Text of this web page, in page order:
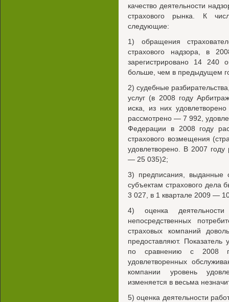
качество деятельности
страхового рынка. К
следующие:
1) обращения
страхового надзора, в
зарегистрировано 14 240
больше, чем в предыдущем
2) судебные
услуг (в 2008 году
иска, из них
рассмотрено — 7 992,
Федерации в 2008 году
страхового возмещения
удовлетворено. В 2007
— 25 035)2;
3) предписания, выданные
субъектам страхового
3 027, в 1 квартале 2009 —
4) оценка
непосредственных
страховых компаний
предоставляют. Показатель
по сравнению с 2008
удовлетворенных
компании уровень
изменяется в весьма
5) оценка деятельности